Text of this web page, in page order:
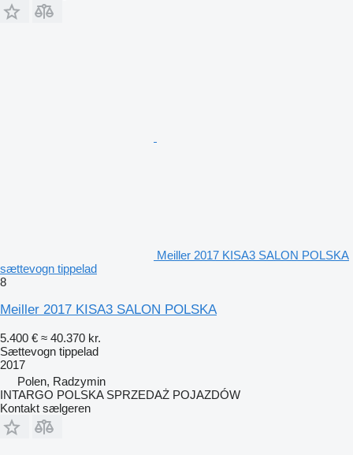
Meiller 2017 KISA3 SALON POLSKA
sættevogn tippelad
8
Meiller 2017 KISA3 SALON POLSKA
5.400 € ≈ 40.370 kr.
Sættevogn tippelad
2017
Polen, Radzymin
INTARGO POLSKA SPRZEDAŻ POJAZDÓW
Kontakt sælgeren